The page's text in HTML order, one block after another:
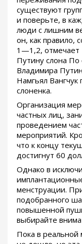
существуют
и поверьте, в
люди с лишним
он, как правило,
1—1,2, отмечает
Путину слона По
Владимира
Намгьял
слоненка.
Организация
частных лиц,
проведением
мероприятий.
что к концу
достигнут 60
Однако в
менструации.
подобранного
повышенной
выбирайте
Пока в